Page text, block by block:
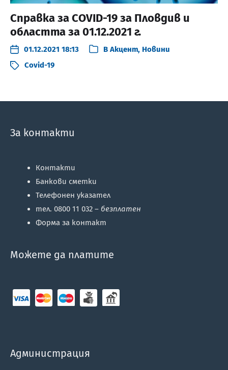
Справка за COVID-19 за Пловдив и
областта за 01.12.2021 г.
01.12.2021 18:13 В Акцент, Новини
Covid-19
За контакти
Контакти
Банкови сметки
Телефонен указател
тел. 0800 11 032 – безплатен
Форма за контакт
Можете да платите
Администрация